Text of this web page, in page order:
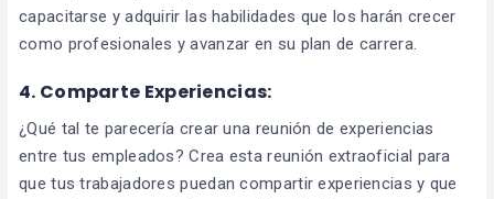
capacitarse y adquirir las habilidades que los harán crecer
como profesionales y avanzar en su plan de carrera.
4. Comparte Experiencias:
¿Qué tal te parecería crear una reunión de experiencias
entre tus empleados? Crea esta reunión extraoficial para
que tus trabajadores puedan compartir experiencias y que